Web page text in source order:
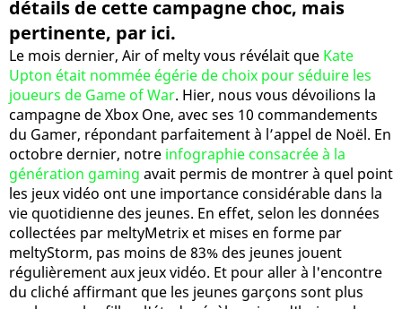
détails de cette campagne choc, mais
pertinente, par ici.
Le mois dernier, Air of melty vous révélait que Kate
Upton était nommée égérie de choix pour séduire les
joueurs de Game of War. Hier, nous vous dévoilions la
campagne de Xbox One, avec ses 10 commandements
du Gamer, répondant parfaitement à l’appel de Noël. En
octobre dernier, notre infographie consacrée à la
génération gaming avait permis de montrer à quel point
les jeux vidéo ont une importance considérable dans la
vie quotidienne des jeunes. En effet, selon les données
collectées par meltyMetrix et mises en forme par
meltyStorm, pas moins de 83% des jeunes jouent
régulièrement aux jeux vidéo. Et pour aller à l'encontre
du cliché affirmant que les jeunes garçons sont plus